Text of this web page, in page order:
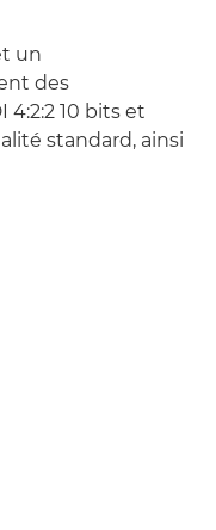
un
des
4:2:2 10 bits et
standard, ainsi